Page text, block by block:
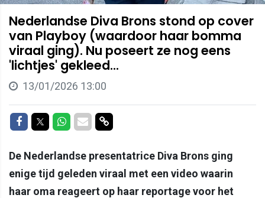
Nederlandse Diva Brons stond op cover
van Playboy (waardoor haar bomma
viraal ging). Nu poseert ze nog eens
'lichtjes' gekleed...
13/01/2026 13:00
Delen op Facebook
Delen op Twitter
Delen op Whatsapp
Delen via Mail
Delen via link
De Nederlandse presentatrice Diva Brons ging
enige tijd geleden viraal met een video waarin
haar oma reageert op haar reportage voor het